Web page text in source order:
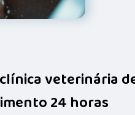
veterinária
24 horas